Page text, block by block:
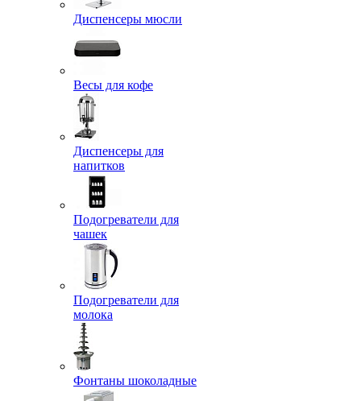
Диспенсеры мюсли
Весы для кофе
Диспенсеры для
напитков
Подогреватели для
чашек
Подогреватели для
молока
Фонтаны шоколадные